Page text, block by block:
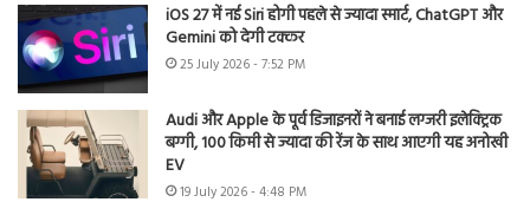
iOS 27 में नई Siri होगी पहले से ज्यादा स्मार्ट, ChatGPT और
Gemini को देगी टक्कर
25 July 2026 - 7:52 PM
Audi और Apple के पूर्व डिजाइनरों ने बनाई लग्जरी इलेक्ट्रिक
बग्गी, 100 किमी से ज्यादा की रेंज के साथ आएगी यह अनोखी
EV
19 July 2026 - 4:48 PM